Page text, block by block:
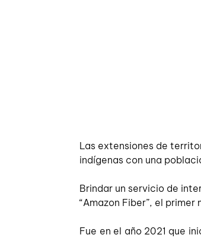
Las extensiones de
indígenas con una
Brindar un servicio de
“Amazon Fiber”, el
Fue en el año 2021 que